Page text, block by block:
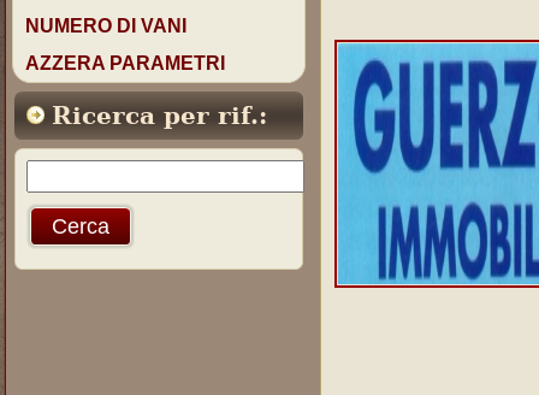
NUMERO DI VANI
AZZERA PARAMETRI
Ricerca per rif.: